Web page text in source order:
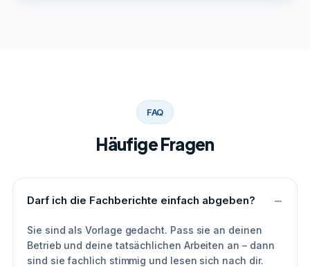
FAQ
Häufige Fragen
Darf ich die Fachberichte einfach abgeben?
Sie sind als Vorlage gedacht. Pass sie an deinen
Betrieb und deine tatsächlichen Arbeiten an – dann
sind sie fachlich stimmig und lesen sich nach dir.